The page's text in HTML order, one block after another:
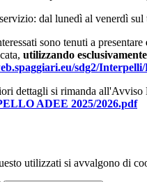
dal lunedì al venerdì sul
sono tenuti a presentare
utilizzando
sdg2/
dettagli si rimanda all'Avviso
ADEE 2025/2026.pdf
utilizzati si avvalgono di